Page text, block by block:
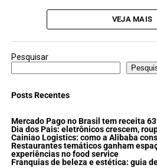
VEJA MAIS
Pesquisar
Posts Recentes
Mercado Pago no Brasil tem receita
Dia dos Pais: eletrônicos crescem,
Cainiao Logistics: como a Alibaba
Restaurantes temáticos ganham
experiências no food service
Franquias de beleza e estética: guia